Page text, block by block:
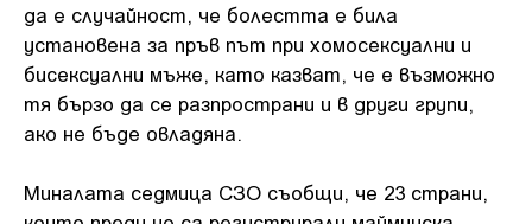
да е случайност, че болестта е била
установена за пръв път при хомосексуални и
бисексуални мъже, като казват, че е възможно
тя бързо да се разпространи и в други групи,
ако не бъде овладяна.
Миналата седмица СЗО съобщи, че 23 страни,